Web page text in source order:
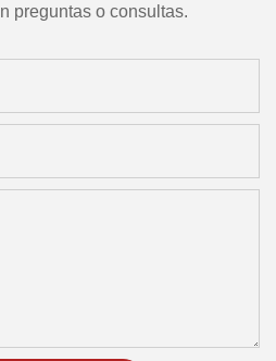
preguntas o consultas.